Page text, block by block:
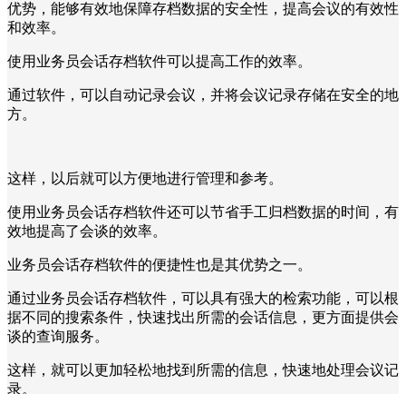
优势，能够有效地保障存档数据的安全性，提高会议的有效性
和效率。
使用业务员会话存档软件可以提高工作的效率。
通过软件，可以自动记录会议，并将会议记录存储在安全的地
方。
这样，以后就可以方便地进行管理和参考。
使用业务员会话存档软件还可以节省手工归档数据的时间，有
效地提高了会谈的效率。
业务员会话存档软件的便捷性也是其优势之一。
通过业务员会话存档软件，可以具有强大的检索功能，可以根
据不同的搜索条件，快速找出所需的会话信息，更方面提供会
谈的查询服务。
这样，就可以更加轻松地找到所需的信息，快速地处理会议记
录。